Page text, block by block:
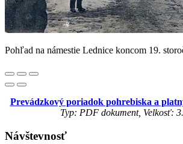
Pohľad na námestie Lednice koncom 19.
Prevádzkový poriadok pohrebiska a
Typ: PDF dokument, Velkosť:
Návštevnosť